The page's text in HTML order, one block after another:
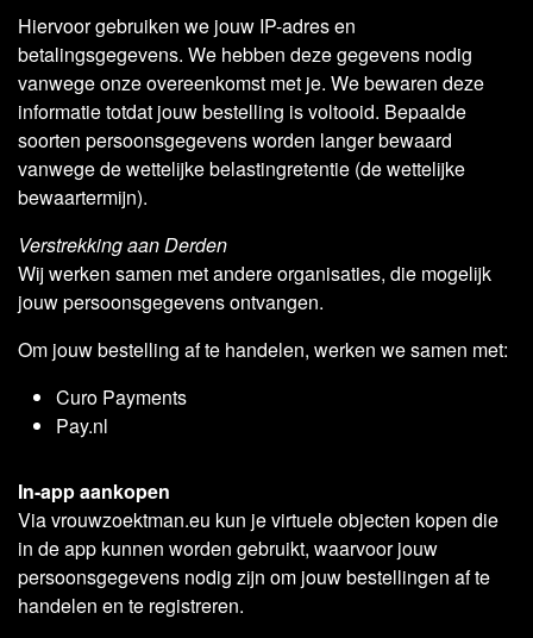
Hiervoor gebruiken we jouw IP-adres en
betalingsgegevens. We hebben deze gegevens nodig
vanwege onze overeenkomst met je. We bewaren deze
informatie totdat jouw bestelling is voltooid. Bepaalde
soorten persoonsgegevens worden langer bewaard
vanwege de wettelijke belastingretentie (de wettelijke
bewaartermijn).
Verstrekking aan Derden
Wij werken samen met andere organisaties, die mogelijk
jouw persoonsgegevens ontvangen.
Om jouw bestelling af te handelen, werken we samen met:
Curo Payments
Pay.nl
In-app aankopen
Via vrouwzoektman.eu kun je virtuele objecten kopen die
in de app kunnen worden gebruikt, waarvoor jouw
persoonsgegevens nodig zijn om jouw bestellingen af te
handelen en te registreren.